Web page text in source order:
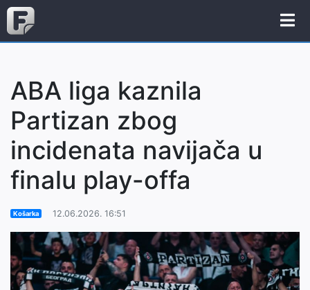
ABA liga kaznila
Partizan zbog
incidenata navijača u
finalu play-offa
Košarka 12.06.2026. 16:51